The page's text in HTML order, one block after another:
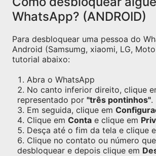
WhatsApp? (ANDROID)
Para desbloquear uma pessoa do
Android (Samsumg, xiaomi, LG,
tutorial abaixo:
Abra o WhatsApp
No canto inferior direito, clique
representado por "três pontinhos".
Em seguida, clique em
Clique em Conta e clique em
Desça até o fim da tela e clique
Clique no contato ou número
desbloquear e depois clique em